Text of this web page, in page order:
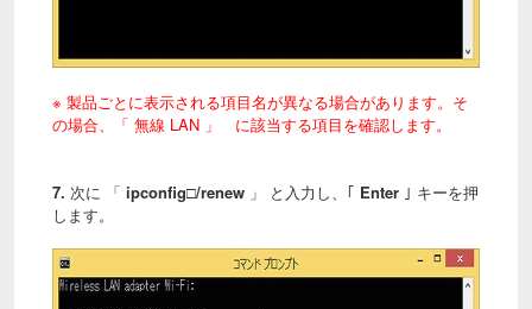
※ 製品ごとに表示される項目名が異なる場合があります。そ
の場合、「 無線 LAN 」 に該当する項目を確認します。
7. 次に 「 ipconfig□/renew 」 と入力し、｢ Enter ｣ キーを押
します。